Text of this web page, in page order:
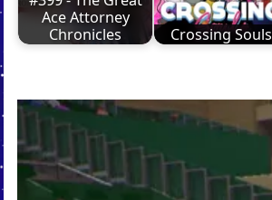
Ace Attorney
Chronicles
Crossing Souls